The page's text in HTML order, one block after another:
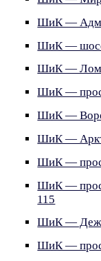
ШиК —
ШиК —
ШиК —
ШиК —
ШиК —
ШиК —
ШиК —
ШиК —
115
ШиК —
ШиК —